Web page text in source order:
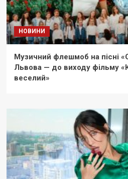
НОВИНИ
Музичний флешмоб на пісні
Львова — до виходу фільму
веселий»